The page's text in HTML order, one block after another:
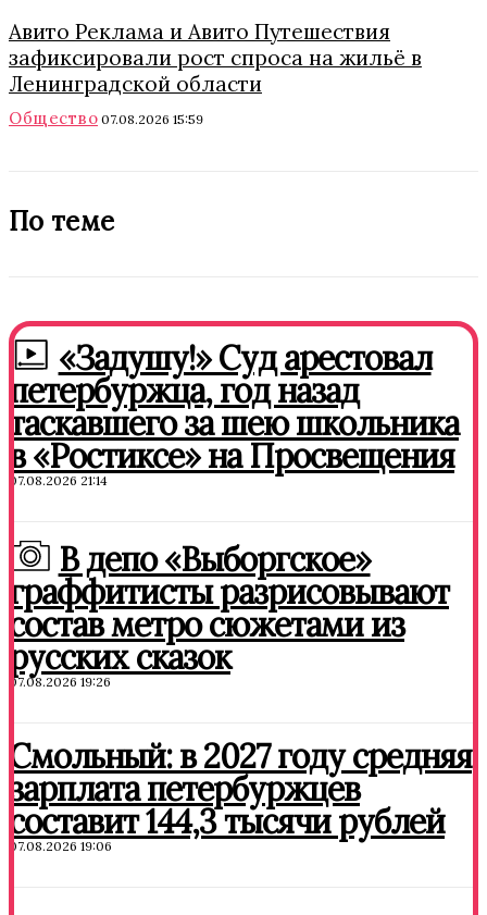
Авито Реклама и Авито Путешествия
зафиксировали рост спроса на жильё в
Ленинградской области
Общество 07.08.2026 15:59
По теме
«Задушу!» Суд арестовал
петербуржца, год назад
таскавшего за шею школьника
в «Ростиксе» на Просвещения
07.08.2026 21:14
В депо «Выборгское»
граффитисты разрисовывают
состав метро сюжетами из
русских сказок
07.08.2026 19:26
Смольный: в 2027 году средняя
зарплата петербуржцев
составит 144,3 тысячи рублей
07.08.2026 19:06